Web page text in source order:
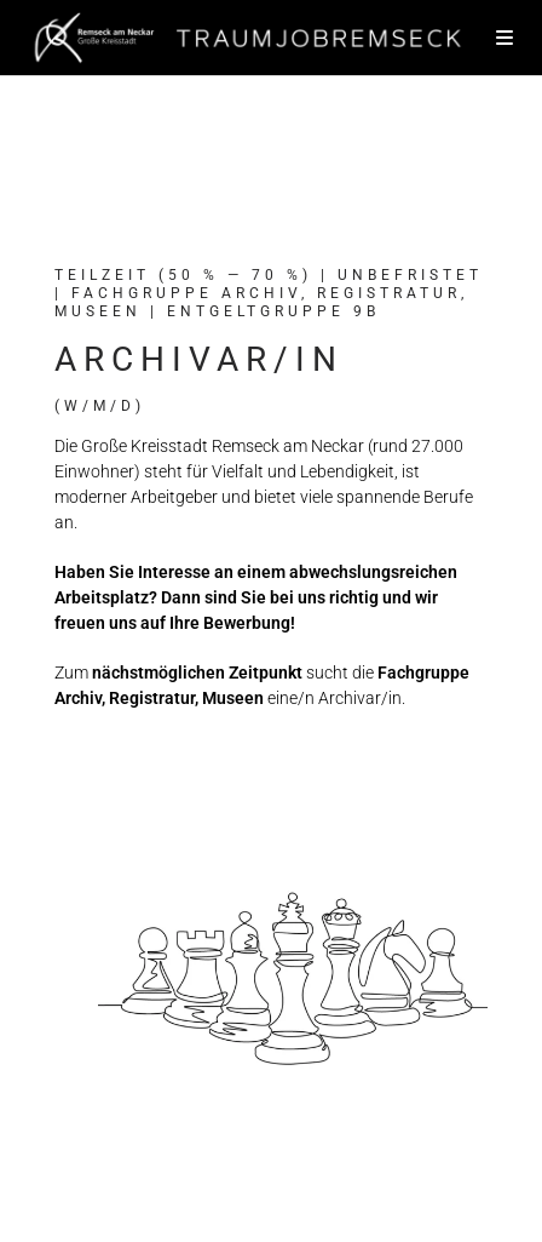
TEILZEIT (50 % — 70 %) | UNBEFRISTET
| FACHGRUPPE ARCHIV, REGISTRATUR,
MUSEEN | ENTGELTGRUPPE 9B
ARCHIVAR/IN
(W/M/D)
Die Große Kreisstadt Remseck am Neckar (rund 27.000
Einwohner) steht für Vielfalt und Lebendigkeit, ist
moderner Arbeitgeber und bietet viele spannende Berufe
an.
Haben Sie Interesse an einem abwechslungsreichen
Arbeitsplatz? Dann sind Sie bei uns richtig und wir
freuen uns auf Ihre Bewerbung!
Zumnächstmöglichen Zeitpunktsucht die Fachgruppe
Archiv, Registratur, Museen eine/n Archivar/in.